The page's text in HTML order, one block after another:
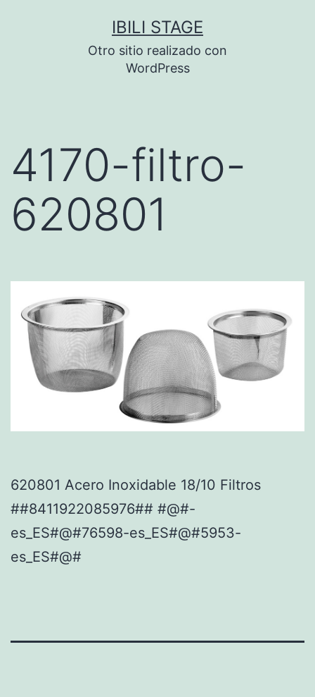
IBILI STAGE
Otro sitio realizado con
WordPress
4170-filtro-
620801
620801 Acero Inoxidable 18/10 Filtros
##8411922085976## #@#-
es_ES#@#76598-es_ES#@#5953-
es_ES#@#